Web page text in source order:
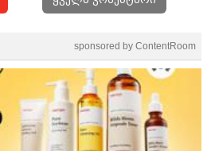
sponsored by ContentRoom